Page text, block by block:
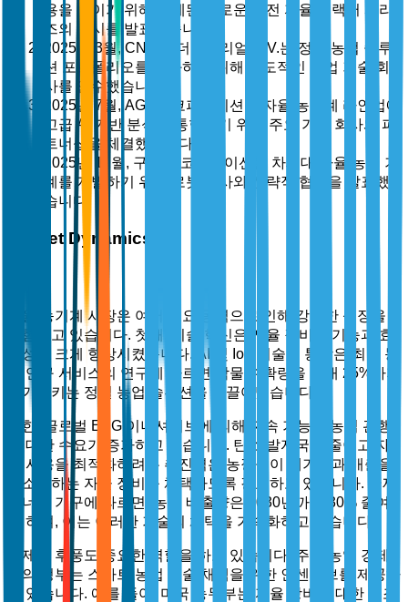
용을 줄이기 위해 설계된 새로운 완전 자율 트랙터 시리
즈의 출시를 발표했습니다.
2025년 3월, CNH 인더스트리얼 N.V.는 정밀 농업 솔루
션 포트폴리오를 강화하기 위해 선도적인 농업 기술 회
사를 인수했습니다.
2025년 7월, AGCO 코퍼레이션은 자율 농기계 라인업에
고급 AI 기반 분석을 통합하기 위해 주요 기술 회사와 파
트너십을 체결했습니다.
2025년 12월, 구보다 코퍼레이션은 차세대 자율 농업 기
계를 개발하기 위해 로봇 회사와 전략적 협력을 발표했
습니다.
Market Dynamics
자율 농기계 시장은 여러 주요 동력으로 인해 강력한 성장을
경험하고 있습니다. 첫째, 기술 혁신은 자율 장비의 기능과 효
율성을 크게 향상시켰습니다. AI 및 IoT 기술의 통합은 최근 농
업 연구 서비스의 연구에 따르면 작물 수확량을 최대 25%까지
증가시키는 정밀 농업 솔루션을 이끌어냈습니다.
또한, 글로벌 ESG 이니셔티브에 의해 지속 가능한 농업 관행
에 대한 수요가 증가하고 있습니다. 탄소 발자국을 줄이고 자
원 사용을 최적화하려는 추진력은 농장들이 폐기물과 배출을
최소화하는 자율 장비를 채택하도록 강요하고 있습니다. 국제
에너지 기구에 따르면, 농업 배출량은 2030년까지 30% 줄여
야 하며, 이는 이러한 기술의 채택을 가속화하고 있습니다.
규제의 후풍도 중요한 역할을 하고 있습니다. 주요 농업 경제
국의 정부는 스마트 농업 기술 채택을 위한 인센티브를 제공하
고 있습니다. 예를 들어, 미국 농무부는 자율 장비에 대한 보조